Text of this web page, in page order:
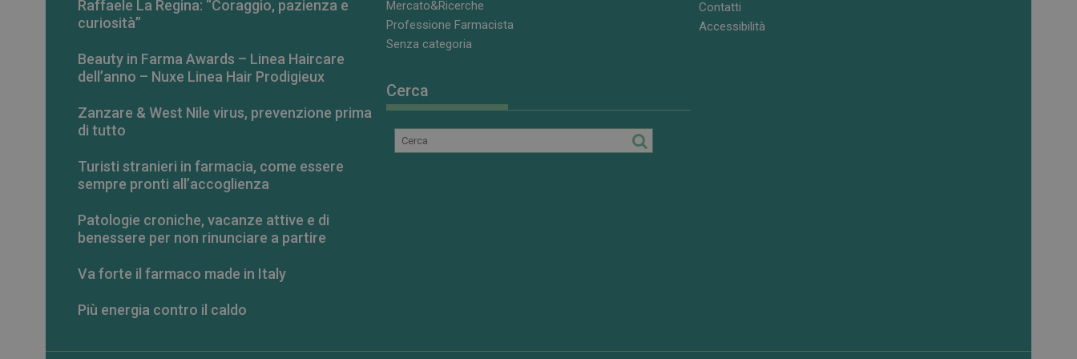
Raffaele La Regina: “Coraggio, pazienza e
curiosità”
Beauty in Farma Awards – Linea Haircare
dell’anno – Nuxe Linea Hair Prodigieux
Zanzare & West Nile virus, prevenzione prima
di tutto
Turisti stranieri in farmacia, come essere
sempre pronti all’accoglienza
Patologie croniche, vacanze attive e di
benessere per non rinunciare a partire
Va forte il farmaco made in Italy
Più energia contro il caldo
Mercato&Ricerche
Professione Farmacista
Senza categoria
Cerca
Contatti
Accessibilità